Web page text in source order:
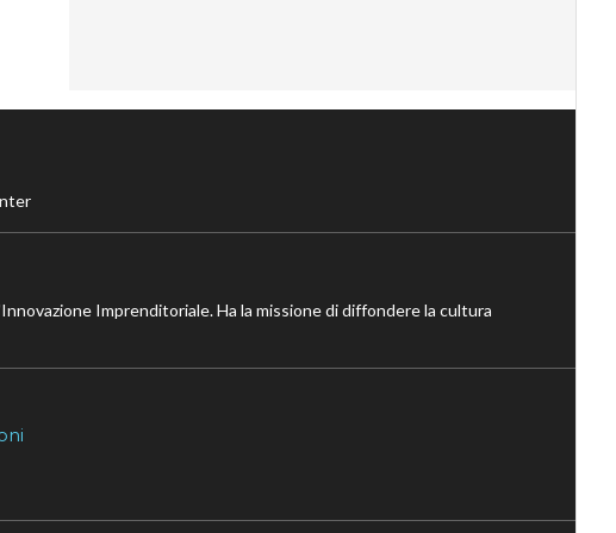
Imprenditoriale. Ha la missione di diffondere la cultura